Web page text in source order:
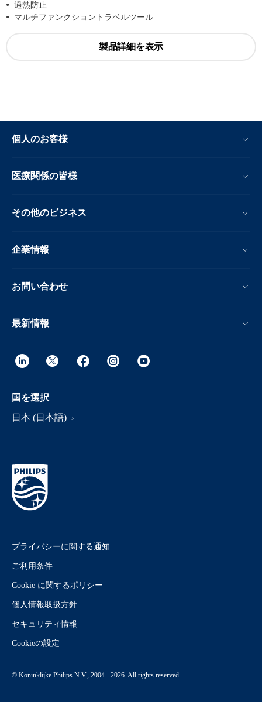
過熱防止
マルチファンクショントラベルツール
製品詳細を表示
個人のお客様
医療関係の皆様
その他のビジネス
企業情報
お問い合わせ
最新情報
国を選択
日本 (日本語)
プライバシーに関する通知
ご利用条件
Cookie に関するポリシー
個人情報取扱方針
セキュリティ情報
Cookieの設定
© Koninklijke Philips N.V., 2004 - 2026. All rights reserved.